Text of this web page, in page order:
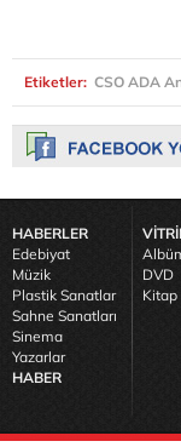
Etiketler: CSO ADA
HABERLER
Edebiyat
Müzik
Plastik Sanatlar
Sahne Sanatları
Sinema
Yazarlar
HABER
DVD
Kitap